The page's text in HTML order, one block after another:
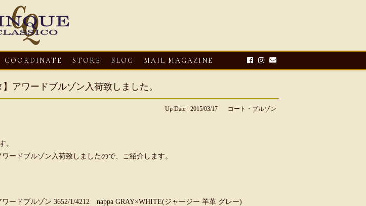
COORDINATE STORE BLOG MAIL MAGAZINE
アワードブルゾン入荷致しました。
Up Date 2015/03/17 コート・ブルゾン
。
ードブルゾン入荷致しましたので、ご紹介します。
ワードブルゾン 3652/1/4212 nappa GRAY×WHITE(ジャージー 羊革 グレー)
へリュー】フィッシ
Mario Doni【マリオ ドーニ】ク Mario Doni【マリオ ドーニ】オ